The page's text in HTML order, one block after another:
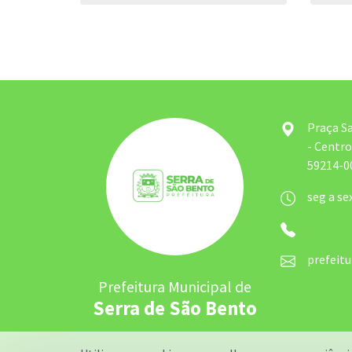
Prefeitura Municipal de
Serra de São Bento
Praça
-
59214-
seg a